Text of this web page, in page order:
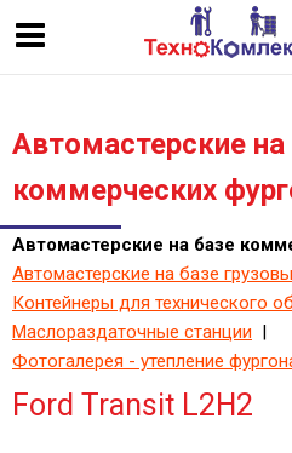
Автомастерские на
коммерческих
Автомастерские на базе
Автомастерские на базе
Контейнеры для технического
Маслораздаточные станции |
Фотогалерея - утепление
Ford Transit L2H2